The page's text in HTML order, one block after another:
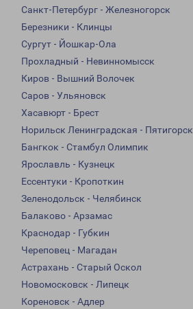
Санкт-Петербург - Железногорск
Березники - Клинцы
Сургут - Йошкар-Ола
Прохладный - Невинномысск
Киров - Вышний Волочек
Саров - Ульяновск
Хасавюрт - Брест
Норильск Ленинградская - Пятигорск
Бангкок - Стамбул Олимпик
Ярославль - Кузнецк
Ессентуки - Кропоткин
Зеленодольск - Челябинск
Балаково - Арзамас
Краснодар - Губкин
Череповец - Магадан
Астрахань - Старый Оскол
Новомосковск - Липецк
Кореновск - Адлер